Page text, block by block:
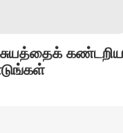
கண்டறிய